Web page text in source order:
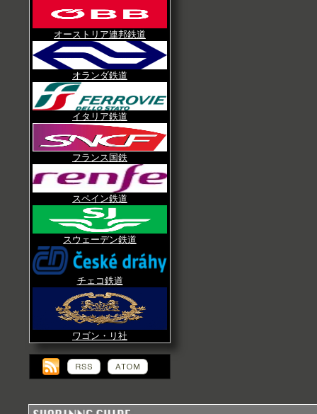
オーストリア連邦鉄道
オランダ鉄道
イタリア鉄道
フランス国鉄
スペイン鉄道
スウェーデン鉄道
チェコ鉄道
ワゴン・リ社